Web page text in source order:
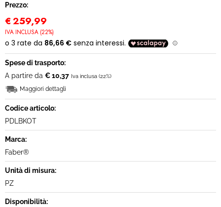
Prezzo:
€259,99
IVA INCLUSA (22%)
Spese di trasporto:
A partire da € 10,37 Iva inclusa (22%)
Maggiori dettagli
Codice articolo:
PDLBKOT
Marca:
Faber®
Unità di misura:
PZ
Disponibilità: